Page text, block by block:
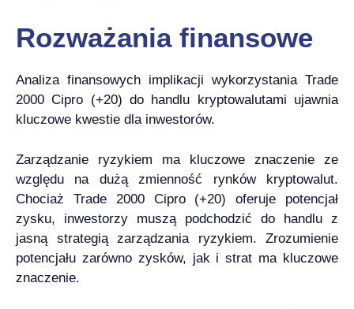
Rozważania finansowe
Analiza finansowych implikacji wykorzystania Trade
2000 Cipro (+20) do handlu kryptowalutami ujawnia
kluczowe kwestie dla inwestorów.
Zarządzanie ryzykiem ma kluczowe znaczenie ze
względu na dużą zmienność rynków kryptowalut.
Chociaż Trade 2000 Cipro (+20) oferuje potencjał
zysku, inwestorzy muszą podchodzić do handlu z
jasną strategią zarządzania ryzykiem. Zrozumienie
potencjału zarówno zysków, jak i strat ma kluczowe
znaczenie.